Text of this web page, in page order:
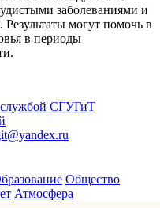
заболеваниями и
могут помочь в
в периоды
СГУГиТ
Общество
Атмосфера